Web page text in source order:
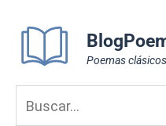
content
Poemas clásicos